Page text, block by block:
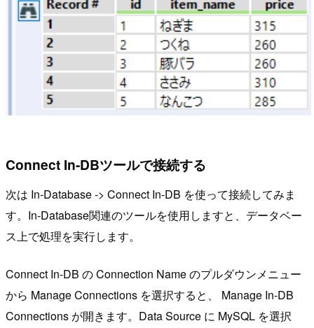
Connect In-DBツールで接続する
次は In-Database -> Connect In-DB を使って接続してみま
す。In-Database関連のツールを使用しますと、データベー
ス上で処理を実行します。
Connect In-DB の Connection Name のプルダウンメニュー
から Manage Connections を選択すると、 Manage In-DB
Connections が開きます。Data Source に MySQL を選択